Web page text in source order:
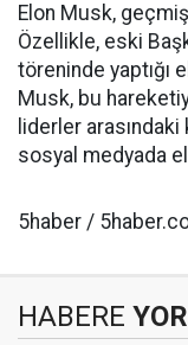
Elon Musk,
Özellikle, eski
töreninde yaptığı
Musk, bu
liderler
sosyal medyada
5haber /
HABERE